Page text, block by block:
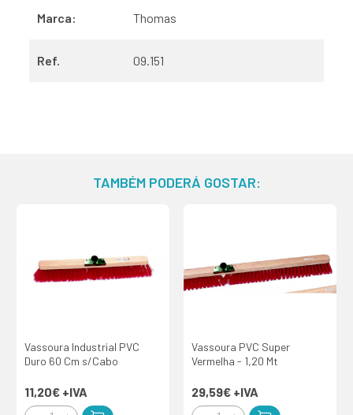
Marca: Thomas
Ref. 09.151
TAMBÉM PODERÁ GOSTAR:
Vassoura Industrial PVC
Duro 60 Cm s/Cabo
11,20€ +IVA
Vassoura PVC Super
Vermelha - 1,20 Mt
29,59€ +IVA